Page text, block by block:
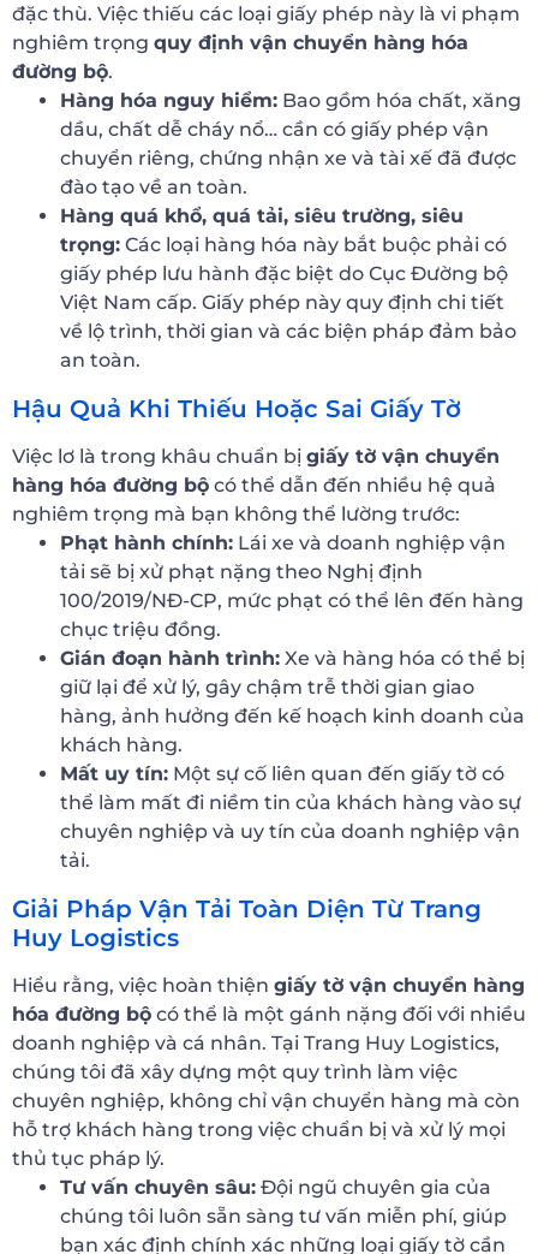
đặc thù. Việc thiếu các loại giấy phép này là vi phạm
nghiêm trọng quy định vận chuyển hàng hóa
đường bộ.
Hàng hóa nguy hiểm: Bao gồm hóa chất, xăng
dầu, chất dễ cháy nổ… cần có giấy phép vận
chuyển riêng, chứng nhận xe và tài xế đã được
đào tạo về an toàn.
Hàng quá khổ, quá tải, siêu trường, siêu
trọng: Các loại hàng hóa này bắt buộc phải có
giấy phép lưu hành đặc biệt do Cục Đường bộ
Việt Nam cấp. Giấy phép này quy định chi tiết
về lộ trình, thời gian và các biện pháp đảm bảo
an toàn.
Hậu Quả Khi Thiếu Hoặc Sai Giấy Tờ
Việc lơ là trong khâu chuẩn bị giấy tờ vận chuyển
hàng hóa đường bộ có thể dẫn đến nhiều hệ quả
nghiêm trọng mà bạn không thể lường trước:
Phạt hành chính: Lái xe và doanh nghiệp vận
tải sẽ bị xử phạt nặng theo Nghị định
100/2019/NĐ-CP, mức phạt có thể lên đến hàng
chục triệu đồng.
Gián đoạn hành trình: Xe và hàng hóa có thể bị
giữ lại để xử lý, gây chậm trễ thời gian giao
hàng, ảnh hưởng đến kế hoạch kinh doanh của
khách hàng.
Mất uy tín: Một sự cố liên quan đến giấy tờ có
thể làm mất đi niềm tin của khách hàng vào sự
chuyên nghiệp và uy tín của doanh nghiệp vận
tải.
Giải Pháp Vận Tải Toàn Diện Từ Trang
Huy Logistics
Hiểu rằng, việc hoàn thiện giấy tờ vận chuyển hàng
hóa đường bộ có thể là một gánh nặng đối với nhiều
doanh nghiệp và cá nhân. Tại Trang Huy Logistics,
chúng tôi đã xây dựng một quy trình làm việc
chuyên nghiệp, không chỉ vận chuyển hàng mà còn
hỗ trợ khách hàng trong việc chuẩn bị và xử lý mọi
thủ tục pháp lý.
Tư vấn chuyên sâu: Đội ngũ chuyên gia của
chúng tôi luôn sẵn sàng tư vấn miễn phí, giúp
bạn xác định chính xác những loại giấy tờ cần